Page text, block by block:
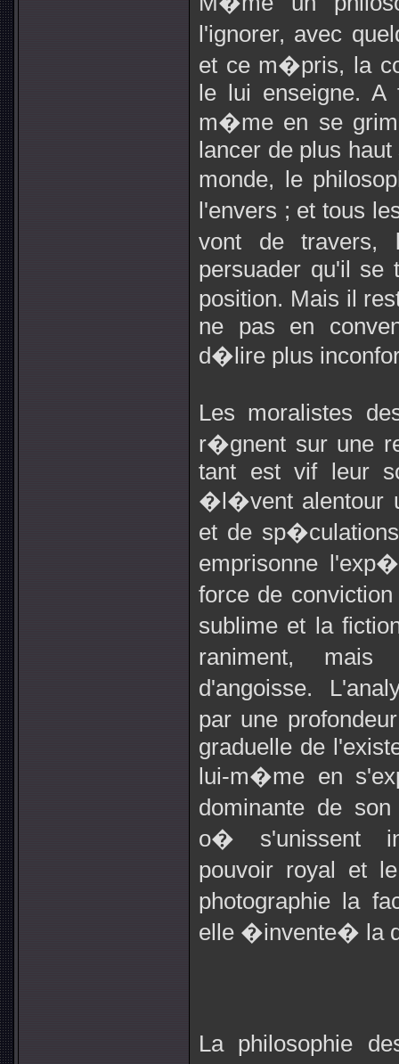
l'ignorer, avec
et ce m�pris, la
le lui enseigne.
m�me en se
lancer de plus
monde, le
l'envers ; et tous
vont de
persuader qu'il se
position. Mais il
ne pas en
d�lire plus
Les moralistes
r�gnent sur une
tant est vif leur
�l�vent alentour
et de
emprisonne
force de
sublime et la
raniment,
d'angoisse.
par une
graduelle de
lui-m�me en
dominante de
o� s'unissent
pouvoir royal et
photographie la
elle �invente� la
La philosophie